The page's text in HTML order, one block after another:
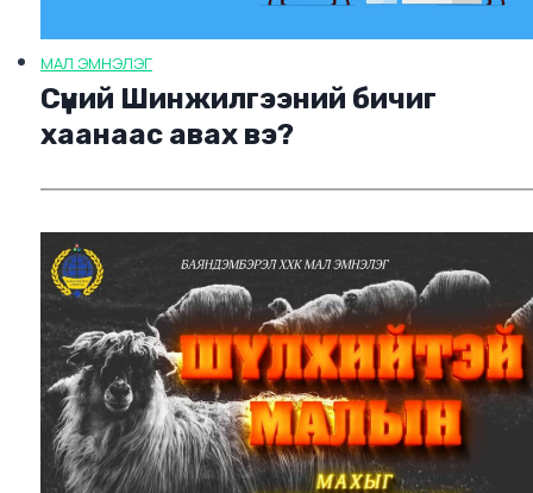
МАЛ ЭМНЭЛЭГ
Сүүний Шинжилгээний бичиг
хаанаас авах вэ?